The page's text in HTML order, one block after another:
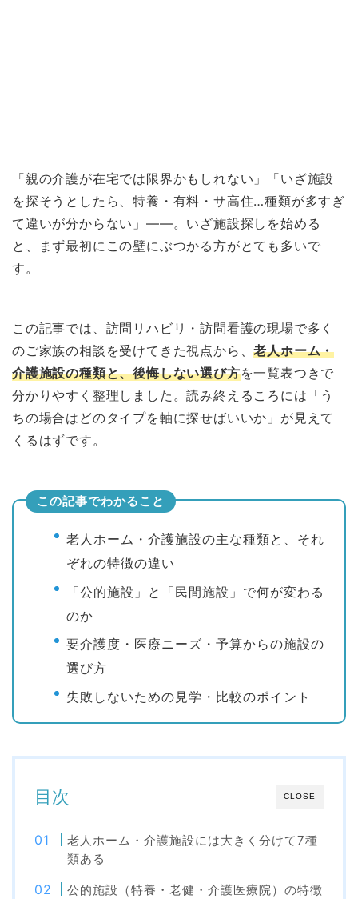
「親の介護が在宅では限界かもしれない」「いざ施設
を探そうとしたら、特養・有料・サ高住…種類が多すぎ
て違いが分からない」——。いざ施設探しを始める
と、まず最初にこの壁にぶつかる方がとても多いで
す。
この記事では、訪問リハビリ・訪問看護の現場で多く
のご家族の相談を受けてきた視点から、老人ホーム・
介護施設の種類と、後悔しない選び方を一覧表つきで
分かりやすく整理しました。読み終えるころには「う
ちの場合はどのタイプを軸に探せばいいか」が見えて
くるはずです。
この記事でわかること
老人ホーム・介護施設の主な種類と、それ
ぞれの特徴の違い
「公的施設」と「民間施設」で何が変わる
のか
要介護度・医療ニーズ・予算からの施設の
選び方
失敗しないための見学・比較のポイント
CLOSE
目次
老人ホーム・介護施設には大きく分けて7種
類ある
公的施設（特養・老健・介護医療院）の特徴